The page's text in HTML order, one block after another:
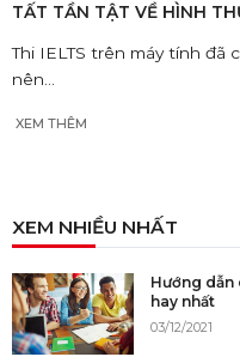
TẤT TẦN TẬT VỀ HÌNH
Thi IELTS trên máy tính đã
nên...
XEM THÊM
XEM NHIỀU NHẤT
Hướng
hay nhất
03/12/2021